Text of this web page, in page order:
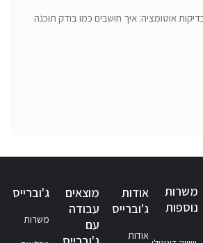
משרות
נוספות
אודות
ג'וברייס
אודות
מוצאים
עבודה
עם
ג'וברייס
משרות